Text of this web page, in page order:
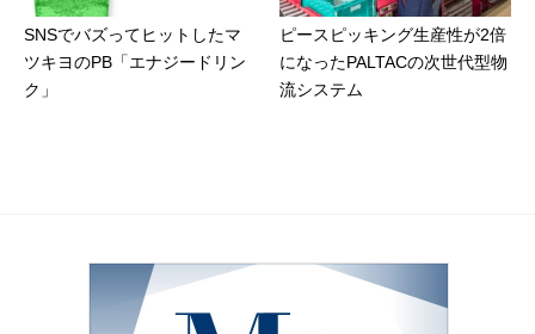
SNSでバズってヒットしたマ
ツキヨのPB「エナジードリン
ク」
ピースピッキング生産性が2倍
になったPALTACの次世代型物
流システム